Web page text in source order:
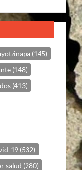
(145)
(148)
(413)
19 (532)
salud (280)